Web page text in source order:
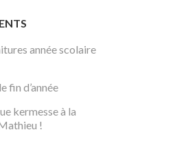
année scolaire
fin d’année
kermesse à la
!